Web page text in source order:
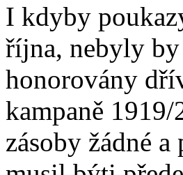
I kdyby
října, nebyly
honorovány
kampaně
zásoby žádné